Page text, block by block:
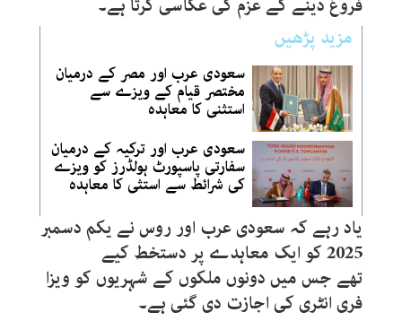
فروغ دینے کے عزم کی عکاسی کرتا ہے۔
مزید پڑھیں
سعودی عرب اور مصر کے درمیان
مختصر قیام کے ویزے سے
استثنی کا معاہدہ
سعودی عرب اور ترکیہ کے درمیان
سفارتی پاسپورٹ ہولڈرز کو ویزے
کی شرائط سے استثی کا معاہدہ
یاد رہے کہ سعودی عرب اور روس نے یکم دسمبر
2025 کو ایک معاہدے پر دستخط کیے
تھے جس میں دونوں ملکوں کے شہریوں کو ویزا
فری انٹری کی اجازت دی گئی ہے۔